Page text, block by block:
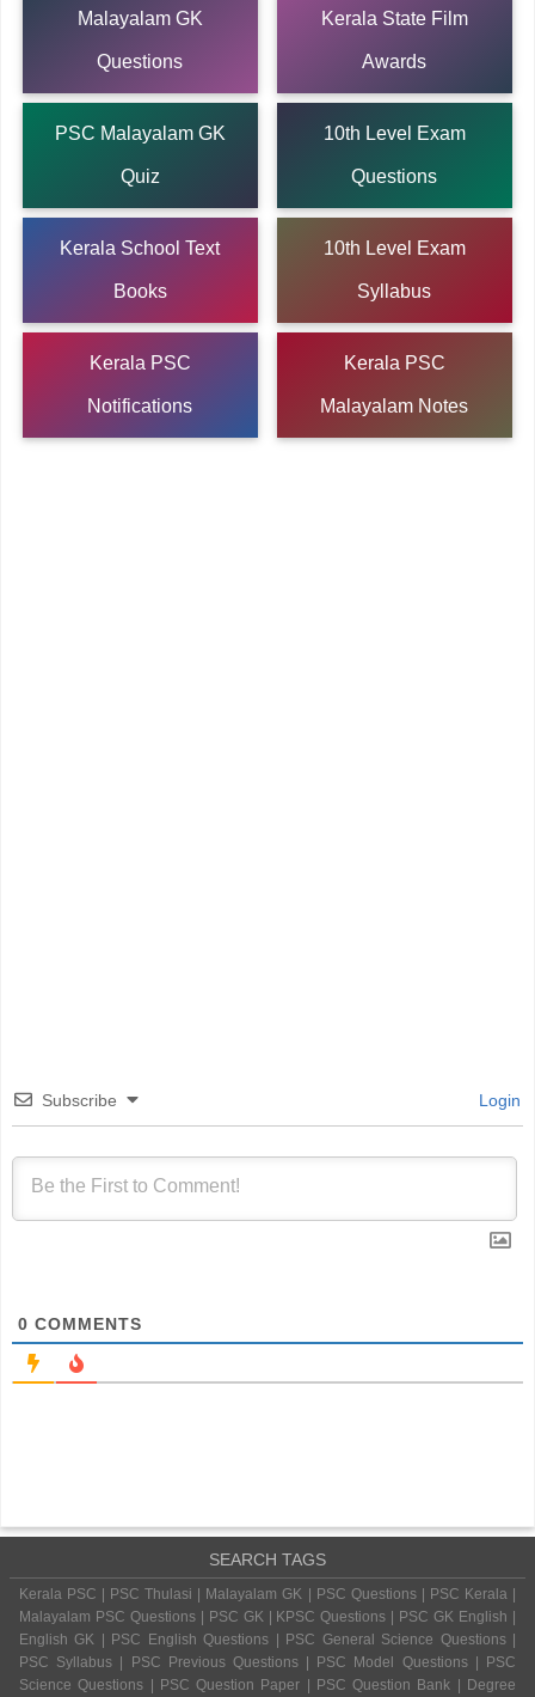
Malayalam GK
Questions
Kerala State Film
Awards
PSC Malayalam GK
Quiz
10th Level Exam
Questions
Kerala School Text
Books
10th Level Exam
Syllabus
Kerala PSC
Notifications
Kerala PSC
Malayalam Notes
Subscribe Login
0 COMMENTS
SEARCH TAGS
Kerala PSC | PSC Thulasi | Malayalam GK | PSC Questions | PSC Kerala |
Malayalam PSC Questions | PSC GK | KPSC Questions | PSC GK English |
English GK | PSC English Questions | PSC General Science Questions |
PSC Syllabus | PSC Previous Questions | PSC Model Questions | PSC
Science Questions | PSC Question Paper | PSC Question Bank | Degree